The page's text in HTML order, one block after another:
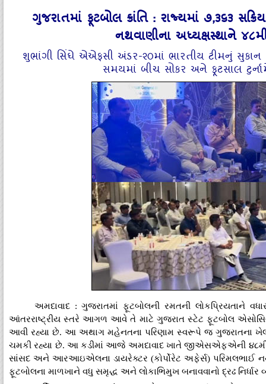
ગુજરાતમાં ફૂટબોલ ક્રાંતિ : રાજ્યમાં ૭,૩૬૩
નથવાણીના અધ્યક્ષસ્થાને
શુભાંગી સિંઘે એએફસી અંડર-૨૦માં ભારતીય ટીમનું
સમયમાં બીચ સોકર અને ફૂટસાલ
અમદાવાદ : ગુજરાતમાં ફૂટબોલની રમતની લોકપ્રિયતાને
આંતરરાષ્ટ્રીય સ્તરે આગળ આવે તે માટે ગુજરાત સ્ટેટ ફૂટબોલ
આવી રહ્યા છે. આ અથાગ મહેનતના પરિણામ સ્વરૂપે જ ગુજરાતના
ચમકી રહ્યા છે. આ કડીમાં આજે અમદાવાદ ખાતે જીએસએફએની ૪૮મી
સાંસદ અને આરઆઇએલના ડાયરેક્ટર (કોર્પોરેટ અફેર્સ) પરિમલભાઈ
ફૂટબોલના માળખાને વધુ સમૃદ્ધ અને લોકાભિમુખ બનાવવાનો દ્રઢ નિર્ધાર